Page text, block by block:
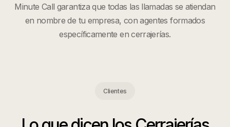
Minute Call garantiza que todas las llamadas se atiendan
en nombre de tu empresa, con agentes formados
específicamente encerrajerías.
Clientes